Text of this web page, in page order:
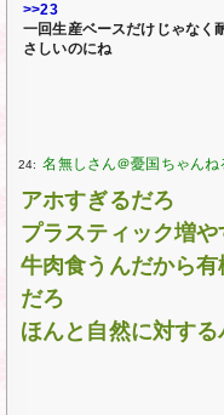
>>23
一回生産ベースだけじゃなく
さしいのにね
24:
アホすぎるだろ
プラスティック増や
牛肉食うんだから
だろ
ほんと自然に対す